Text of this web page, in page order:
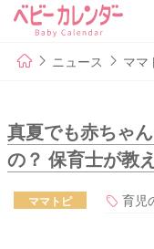
ニュース ママ
真夏でも赤ちゃ
の？ 保育士が教
ママトピ 育児